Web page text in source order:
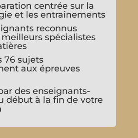
centrée sur la
et les entraînements
reconnus
spécialistes
76 sujets
aux épreuves
des enseignants-
début à la fin de votre